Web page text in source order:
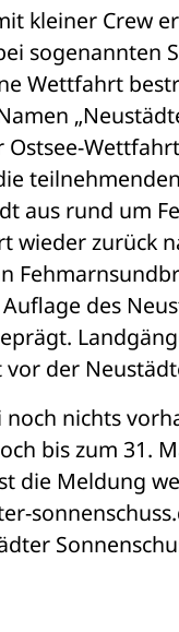
kleiner Crew
sogenannten
Wettfahrt
aus rund um
wieder zurück
des
der
noch nichts
bis zum 31.
die Meldung